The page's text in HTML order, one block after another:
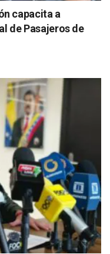
capacita a
de Pasajeros de